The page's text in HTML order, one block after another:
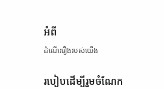
អំពី
ដំណើររឿង​របស់​យើង
របៀប​ដើម្បី​រួមចំណែក